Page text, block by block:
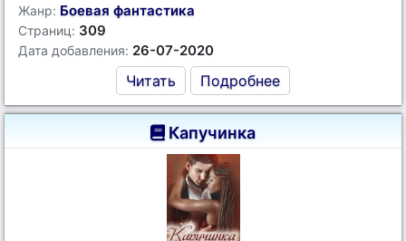
Жанр: Боевая фантастика
Страниц: 309
Дата добавления: 26-07-2020
Читать Подробнее
Капучинка